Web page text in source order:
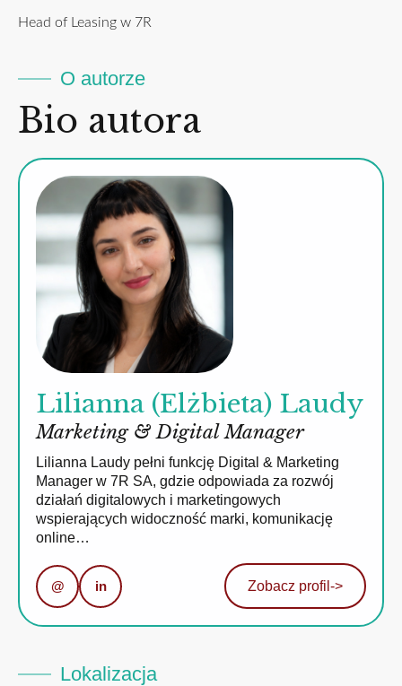
Head of Leasing w 7R
O autorze
Bio autora
Lilianna (Elżbieta) Laudy
Marketing & Digital Manager
Lilianna Laudy pełni funkcję Digital & Marketing
Manager w 7R SA, gdzie odpowiada za rozwój
działań digitalowych i marketingowych
wspierających widoczność marki, komunikację
online…
@ in Zobacz profil ->
Lokalizacja